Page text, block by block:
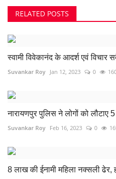
RELATED POSTS
स्वामी विवेकानंद के आदर्श एवं विचार
Suvankar Roy Jan 12, 2023 0
नारायणपुर पुलिस ने लोगों को
Suvankar Roy Feb 16, 2023 0
8 लाख की ईनामी महिला नक्सली